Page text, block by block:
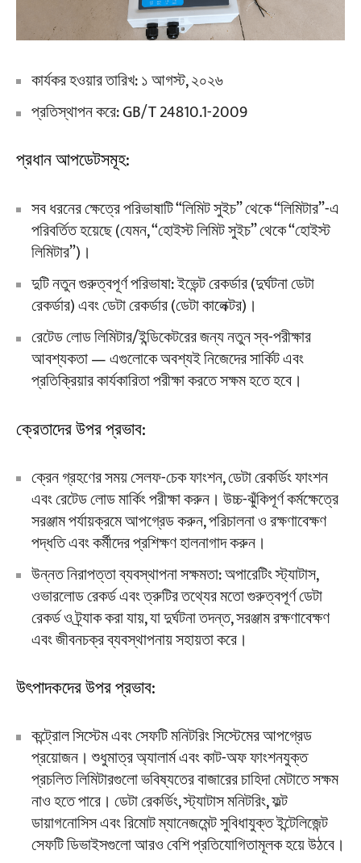
কার্যকর হওয়ার তারিখ: ১ আগস্ট, ২০২৬
প্রতিস্থাপন করে: GB/T 24810.1-2009
প্রধান আপডেটসমূহ:
সব ধরনের ক্ষেত্রে পরিভাষাটি “লিমিট সুইচ” থেকে “লিমিটার”-এ
পরিবর্তিত হয়েছে (যেমন, “হোইস্ট লিমিট সুইচ” থেকে “হোইস্ট
লিমিটার”)।
দুটি নতুন গুরুত্বপূর্ণ পরিভাষা: ইভেন্ট রেকর্ডার (দুর্ঘটনা ডেটা
রেকর্ডার) এবং ডেটা রেকর্ডার (ডেটা কালেক্টর)।
রেটেড লোড লিমিটার/ইন্ডিকেটরের জন্য নতুন স্ব-পরীক্ষার
আবশ্যকতা — এগুলোকে অবশ্যই নিজেদের সার্কিট এবং
প্রতিক্রিয়ার কার্যকারিতা পরীক্ষা করতে সক্ষম হতে হবে।
ক্রেতাদের উপর প্রভাব:
ক্রেন গ্রহণের সময় সেলফ-চেক ফাংশন, ডেটা রেকর্ডিং ফাংশন
এবং রেটেড লোড মার্কিং পরীক্ষা করুন। উচ্চ-ঝুঁকিপূর্ণ কর্মক্ষেত্রে
সরঞ্জাম পর্যায়ক্রমে আপগ্রেড করুন, পরিচালনা ও রক্ষণাবেক্ষণ
পদ্ধতি এবং কর্মীদের প্রশিক্ষণ হালনাগাদ করুন।
উন্নত নিরাপত্তা ব্যবস্থাপনা সক্ষমতা: অপারেটিং স্ট্যাটাস,
ওভারলোড রেকর্ড এবং ত্রুটির তথ্যের মতো গুরুত্বপূর্ণ ডেটা
রেকর্ড ও ট্র্যাক করা যায়, যা দুর্ঘটনা তদন্ত, সরঞ্জাম রক্ষণাবেক্ষণ
এবং জীবনচক্র ব্যবস্থাপনায় সহায়তা করে।
উৎপাদকদের উপর প্রভাব:
কন্ট্রোল সিস্টেম এবং সেফটি মনিটরিং সিস্টেমের আপগ্রেড
প্রয়োজন। শুধুমাত্র অ্যালার্ম এবং কাট-অফ ফাংশনযুক্ত
প্রচলিত লিমিটারগুলো ভবিষ্যতের বাজারের চাহিদা মেটাতে সক্ষম
নাও হতে পারে। ডেটা রেকর্ডিং, স্ট্যাটাস মনিটরিং, ফল্ট
ডায়াগনোসিস এবং রিমোট ম্যানেজমেন্ট সুবিধাযুক্ত ইন্টেলিজেন্ট
সেফটি ডিভাইসগুলো আরও বেশি প্রতিযোগিতামূলক হয়ে উঠবে।